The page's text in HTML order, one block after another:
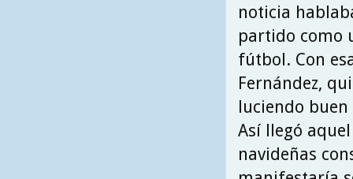
noticia
partido como
fútbol. Con
Fernández,
luciendo
Así llegó
navideñas